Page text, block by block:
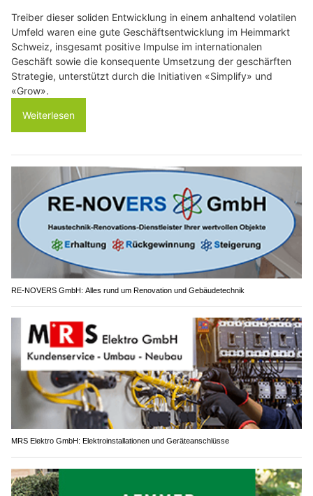
Treiber dieser soliden Entwicklung in einem anhaltend volatilen
Umfeld waren eine gute Geschäftsentwicklung im Heimmarkt
Schweiz, insgesamt positive Impulse im internationalen
Geschäft sowie die konsequente Umsetzung der geschärften
Strategie, unterstützt durch die Initiativen «Simplify» und
«Grow».
Weiterlesen
RE-NOVERS GmbH: Alles rund um Renovation und Gebäudetechnik
MRS Elektro GmbH: Elektroinstallationen und Geräteanschlüsse